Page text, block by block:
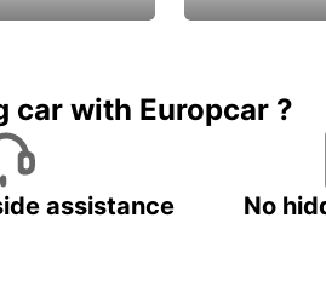
car with Europcar ?
assistance No